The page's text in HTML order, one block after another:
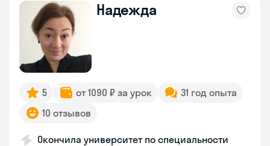
Надежда
5 от 1090 ₽ за урок
31 год опыта
10 отзывов
Окончила университет по специальности